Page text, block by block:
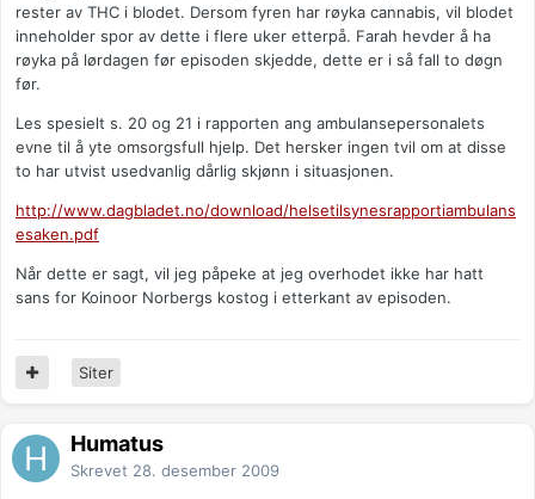
rester av THC i blodet. Dersom fyren har røyka cannabis, vil blodet
inneholder spor av dette i flere uker etterpå. Farah hevder å ha
røyka på lørdagen før episoden skjedde, dette er i så fall to døgn
før.
Les spesielt s. 20 og 21 i rapporten ang ambulansepersonalets
evne til å yte omsorgsfull hjelp. Det hersker ingen tvil om at disse
to har utvist usedvanlig dårlig skjønn i situasjonen.
http://www.dagbladet.no/download/helsetilsynesrapportiambulans
esaken.pdf
Når dette er sagt, vil jeg påpeke at jeg overhodet ikke har hatt
sans for Koinoor Norbergs kostog i etterkant av episoden.
Siter
Humatus
Skrevet 28. desember 2009